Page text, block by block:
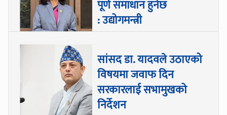
पूर्ण समाधान हुनेछ
: उद्योगमन्त्री
सांसद डा‍‍. यादवले उठाएको
विषयमा जवाफ दिन
सरकारलाई सभामुखको
निर्देशन